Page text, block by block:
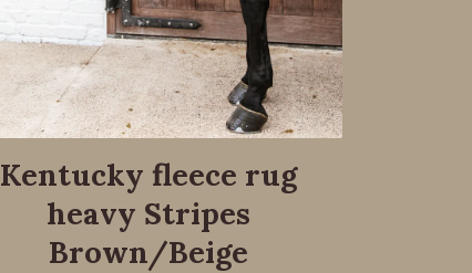
Kentucky fleece rug
heavy Stripes
Brown/Beige